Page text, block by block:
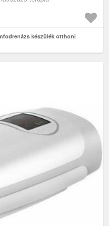
készülék otthoni